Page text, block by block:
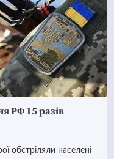
РФ 15 разів
обстріляли населені